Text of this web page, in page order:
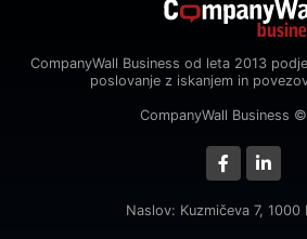
CompanyWall Business od leta 2013
poslovanje z iskanjem in
CompanyWall Business
Naslov: Kuzmičeva 7, 1000